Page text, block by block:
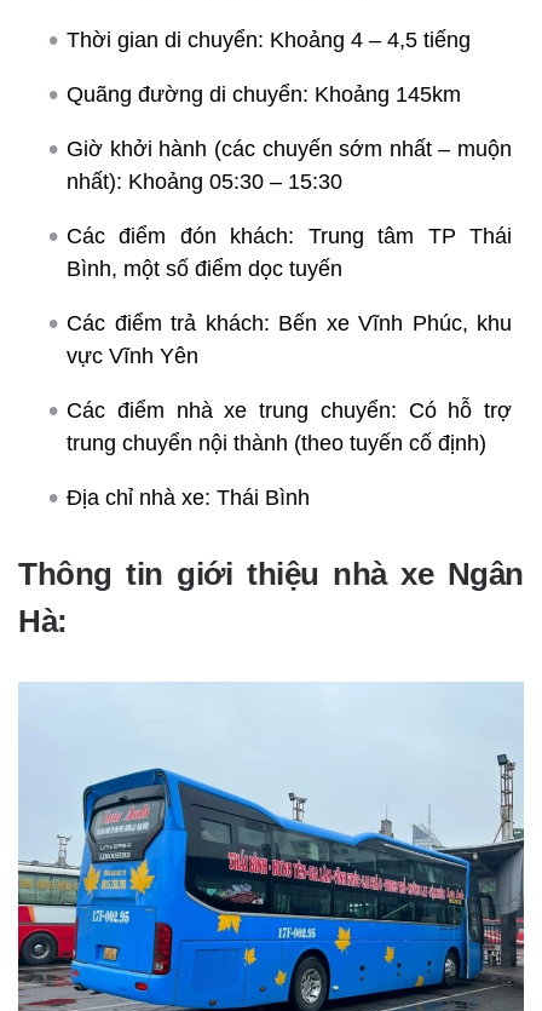
Thời gian di chuyển: Khoảng 4 – 4,5 tiếng
Quãng đường di chuyển: Khoảng 145km
Giờ khởi hành (các chuyến sớm nhất – muộn
nhất): Khoảng 05:30 – 15:30
Các điểm đón khách: Trung tâm TP Thái
Bình, một số điểm dọc tuyến
Các điểm trả khách: Bến xe Vĩnh Phúc, khu
vực Vĩnh Yên
Các điểm nhà xe trung chuyển: Có hỗ trợ
trung chuyển nội thành (theo tuyến cố định)
Địa chỉ nhà xe: Thái Bình
Thông tin giới thiệu nhà xe Ngân
Hà: